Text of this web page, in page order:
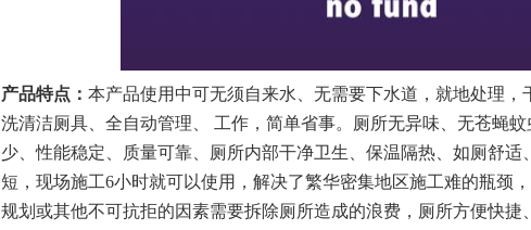
产品特点： 本产品使用中可无须自来水、无需要下水道，就地处理，
洗清洁厕具、全自动管理、 工作，简单省事。厕所无异味、无苍蝇
少、性能稳定、质量可靠、厕所内部干净卫生、保温隔热、如厕舒适
短，现场施工6小时就可以使用，解决了繁华密集地区施工难的瓶颈
规划或其他不可抗拒的因素需要拆除厕所造成的浪费，厕所方便快捷